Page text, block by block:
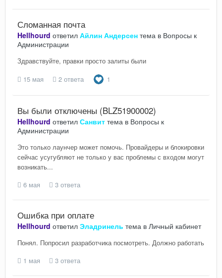
Сломанная почта
Hellhourd ответил Айлин Андерсен тема в Вопросы к
Администрации
Здравствуйте, правки просто залиты были
15 мая
2 ответа 1
Вы были отключены (BLZ51900002)
Hellhourd ответил Санвит тема в Вопросы к
Администрации
Это только лаунчер может помочь. Провайдеры и блокировки
сейчас усугубляют не только у вас проблемы с входом могут
возникать...
6 мая
3 ответа
Ошибка при оплате
Hellhourd ответил Эладринель тема в Личный кабинет
Понял. Попросил разработчика посмотреть. Должно работать
1 мая
3 ответа